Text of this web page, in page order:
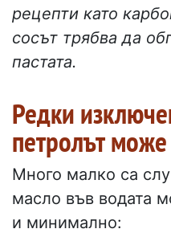
рецепти като
сосът трябва да
пастата.
Редки
петролът
Много малко са
масло във водата
и минимално: